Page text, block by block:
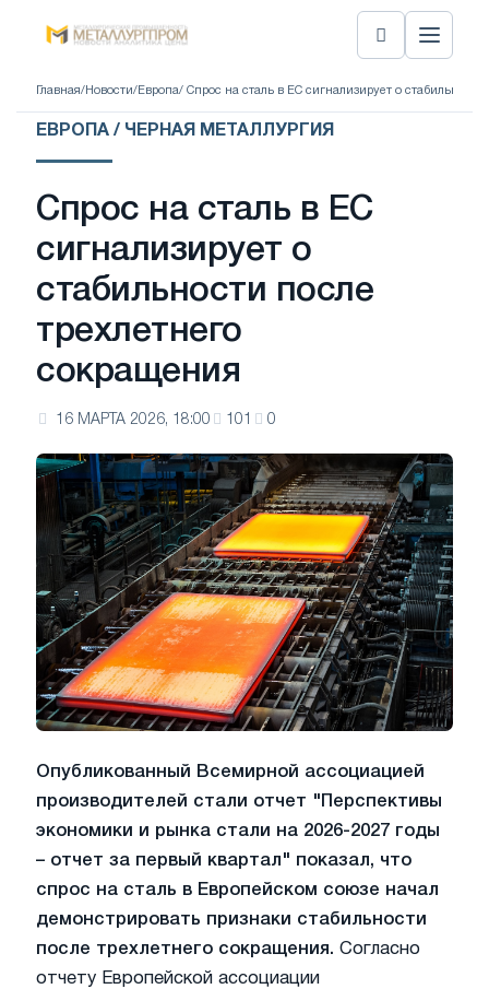
Главная/ Новости/ Европа/ Спрос на сталь в ЕС сигнализирует о
ЕВРОПА / ЧЕРНАЯ МЕТАЛЛУРГИЯ
Спрос на сталь в ЕС
сигнализирует о
стабильности после
трехлетнего
сокращения
16 МАРТА 2026, 18:00 101 0
Опубликованный Всемирной ассоциацией
производителей стали отчет "Перспективы
экономики и рынка стали на 2026-2027 годы
– отчет за первый квартал" показал, что
спрос на сталь в Европейском союзе начал
демонстрировать признаки стабильности
после трехлетнего сокращения. Согласно
отчету Европейской ассоциации